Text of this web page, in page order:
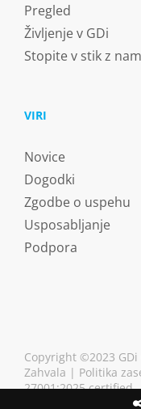
Pregled
Življenje v GDi
Stopite v stik z
VIRI
Novice
Dogodki
Zgodbe o uspehu
Usposabljanje
Podpora
Copyright ©2023
Zahvala | Politika
27001:2025 certified